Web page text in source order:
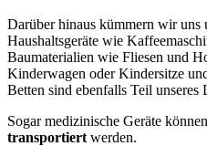
Darüber hinaus kümmern wir uns
Haushaltsgeräte wie
Baumaterialien wie Fliesen und
Kinderwagen oder Kindersitze
Betten sind ebenfalls Teil unseres
Sogar medizinische Geräte
transportiert werden.